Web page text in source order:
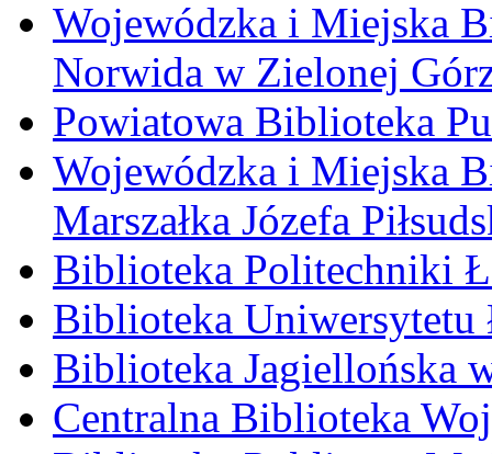
Wojewódzka i Miejska
Norwida w Zielonej
Powiatowa Biblioteka
Wojewódzka i Miejska
Marszałka Józefa
Biblioteka Politechniki
Biblioteka Uniwersytetu
Biblioteka Jagiellońska
Centralna Biblioteka